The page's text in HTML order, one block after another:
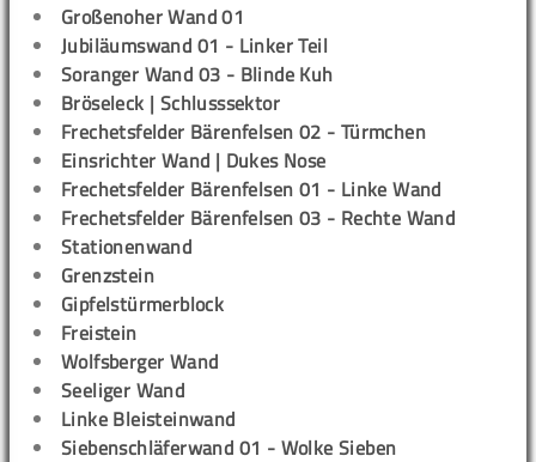
Großenoher Wand 01
Jubiläumswand 01 - Linker Teil
Soranger Wand 03 - Blinde Kuh
Bröseleck | Schlusssektor
Frechetsfelder Bärenfelsen 02 - Türmchen
Einsrichter Wand | Dukes Nose
Frechetsfelder Bärenfelsen 01 - Linke Wand
Frechetsfelder Bärenfelsen 03 - Rechte Wand
Stationenwand
Grenzstein
Gipfelstürmerblock
Freistein
Wolfsberger Wand
Seeliger Wand
Linke Bleisteinwand
Siebenschläferwand 01 - Wolke Sieben